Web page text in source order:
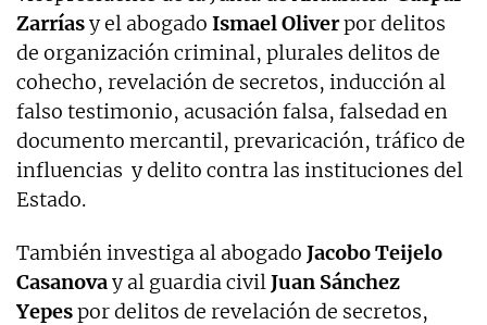
Zarríasy el abogado Ismael Oliverpor delitos
de organización criminal, plurales delitos de
cohecho, revelación de secretos, inducción al
falso testimonio, acusación falsa, falsedad en
documento mercantil, prevaricación, tráfico de
influencias y delito contra las instituciones del
Estado.
También investiga al abogado Jacobo Teijelo
Casanovay al guardia civilJuan Sánchez
Yepespor delitos de revelación de secretos,